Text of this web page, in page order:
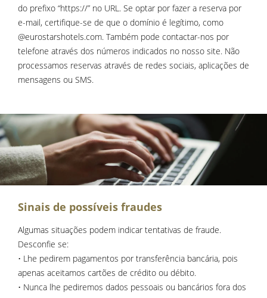
do prefixo “https://” no URL. Se optar por fazer a reserva por
e-mail, certifique-se de que o domínio é legítimo, como
@eurostarshotels.com. Também pode contactar-nos por
telefone através dos números indicados no nosso site. Não
processamos reservas através de redes sociais, aplicações de
mensagens ou SMS.
Sinais de possíveis fraudes
Algumas situações podem indicar tentativas de fraude.
Desconfie se:
• Lhe pedirem pagamentos por transferência bancária, pois
apenas aceitamos cartões de crédito ou débito.
• Nunca lhe pediremos dados pessoais ou bancários fora dos